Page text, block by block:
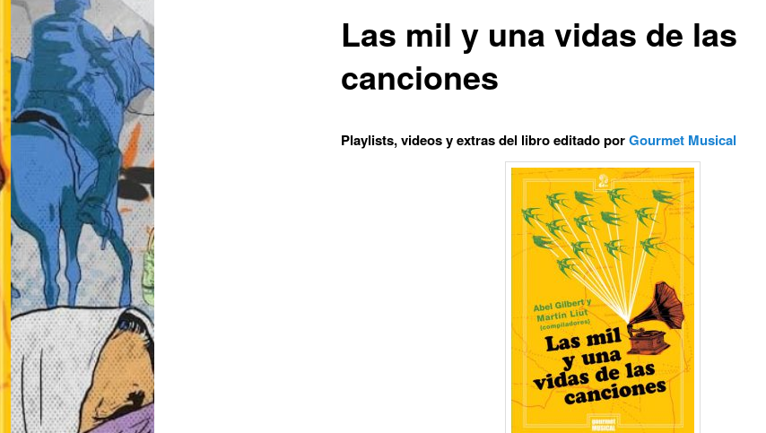
Las mil y una vidas de las
canciones
Playlists, videos y extras del libro editado porGourmet Musical